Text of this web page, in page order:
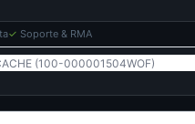
✓ Soporte & RMA
(100-000001504WOF)